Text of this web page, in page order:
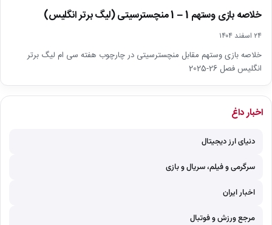
خلاصه بازی وستهم 1 – 1 منچسترسیتی (لیگ برتر انگلیس)
۲۴ اسفند ۱۴۰۴
خلاصه بازی وستهم مقابل منچسترسیتی در چارچوب هفته سی ام لیگ برتر
انگلیس فصل 26-2025
اخبار داغ
دنیای ارز دیجیتال
سرگرمی و فیلم، سریال و بازی
اخبار ایران
مرجع ورزش و فوتبال